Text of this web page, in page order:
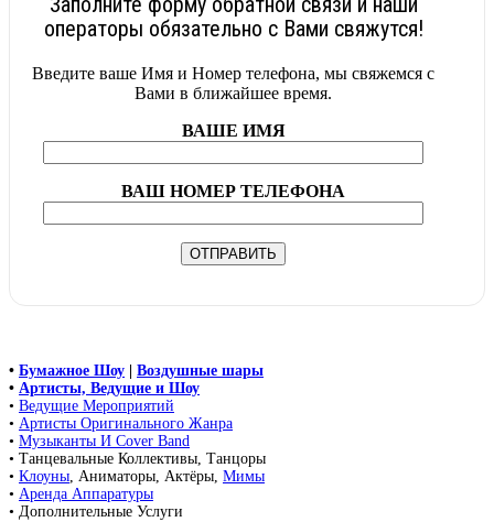
операторы обязательно с Вами свяжутся!
Введите ваше Имя и Номер телефона, мы свяжемся с
Вами в ближайшее время.
ВАШЕ ИМЯ
ВАШ НОМЕР ТЕЛЕФОНА
• Бумажное Шоу
Воздушные шары
• Артисты, Ведущие и Шоу
• Ведущие Мероприятий
• Артисты Оригинального Жанра
• Музыканты И Cover Band
• Танцевальные Коллективы, Танцоры
• Клоуны, Аниматоры, Актёры, Мимы
• Аренда Аппаратуры
• Дополнительные Услуги